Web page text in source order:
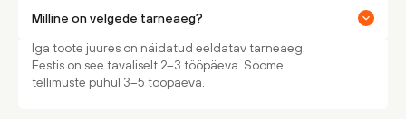
Milline on velgede tarneaeg?
Iga toote juures on näidatud eeldatav tarneaeg.
Eestis on see tavaliselt 2–3 tööpäeva. Soome
tellimuste puhul 3–5 tööpäeva.